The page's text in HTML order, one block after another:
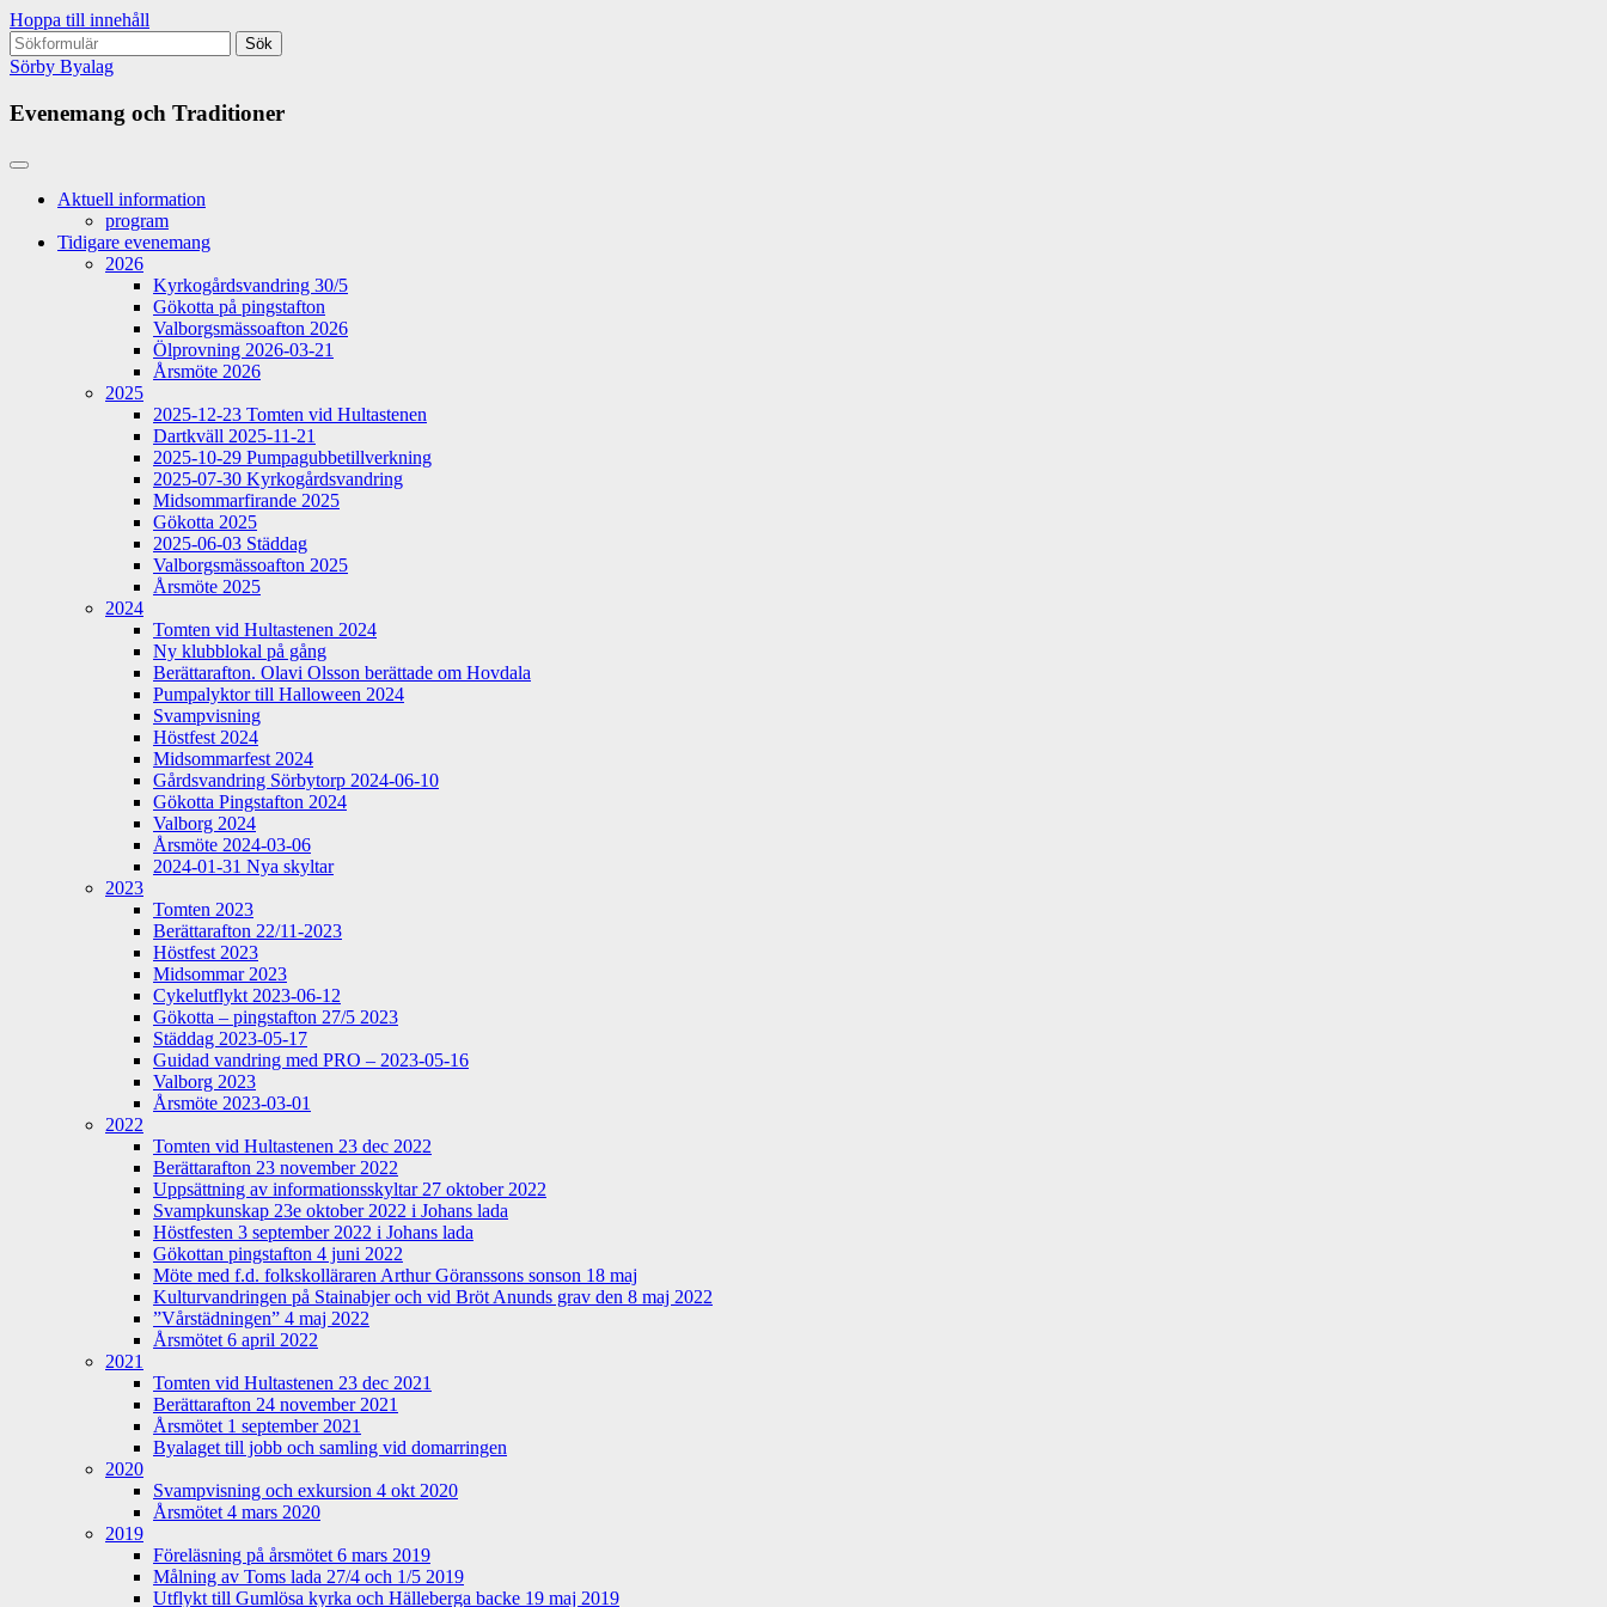
Hoppa till innehåll
Sök
efter:
Sörby Byalag
Evenemang och Traditioner
Aktuell information
program
Tidigare evenemang
2026
Kyrkogårdsvandring 30/5
Gökotta på pingstafton
Valborgsmässoafton 2026
Ölprovning 2026-03-21
Årsmöte 2026
2025
2025-12-23 Tomten vid Hultastenen
Dartkväll 2025-11-21
2025-10-29 Pumpagubbetillverkning
2025-07-30 Kyrkogårdsvandring
Midsommarfirande 2025
Gökotta 2025
2025-06-03 Städdag
Valborgsmässoafton 2025
Årsmöte 2025
2024
Tomten vid Hultastenen 2024
Ny klubblokal på gång
Berättarafton. Olavi Olsson berättade om Hovdala
Pumpalyktor till Halloween 2024
Svampvisning
Höstfest 2024
Midsommarfest 2024
Gårdsvandring Sörbytorp 2024-06-10
Gökotta Pingstafton 2024
Valborg 2024
Årsmöte 2024-03-06
2024-01-31 Nya skyltar
2023
Tomten 2023
Berättarafton 22/11-2023
Höstfest 2023
Midsommar 2023
Cykelutflykt 2023-06-12
Gökotta – pingstafton 27/5 2023
Städdag 2023-05-17
Guidad vandring med PRO – 2023-05-16
Valborg 2023
Årsmöte 2023-03-01
2022
Tomten vid Hultastenen 23 dec 2022
Berättarafton 23 november 2022
Uppsättning av informationsskyltar 27 oktober 2022
Svampkunskap 23e oktober 2022 i Johans lada
Höstfesten 3 september 2022 i Johans lada
Gökottan pingstafton 4 juni 2022
Möte med f.d. folkskolläraren Arthur Göranssons sonson 18 maj
Kulturvandringen på Stainabjer och vid Bröt Anunds grav den 8 maj 2022
”Vårstädningen” 4 maj 2022
Årsmötet 6 april 2022
2021
Tomten vid Hultastenen 23 dec 2021
Berättarafton 24 november 2021
Årsmötet 1 september 2021
Byalaget till jobb och samling vid domarringen
2020
Svampvisning och exkursion 4 okt 2020
Årsmötet 4 mars 2020
2019
Föreläsning på årsmötet 6 mars 2019
Målning av Toms lada 27/4 och 1/5 2019
Utflykt till Gumlösa kyrka och Hälleberga backe 19 maj 2019